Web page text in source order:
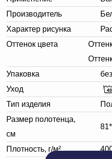
Производитель
Характер рисунка
Оттенок цвета
Упаковка
Уход
Тип изделия
Размер полотенца,
см
Плотность, г/м²